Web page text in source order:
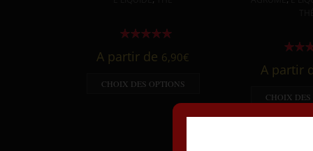
A partir de 6,90€
CHOIX DES OPTIONS
A partir
CHOIX DES